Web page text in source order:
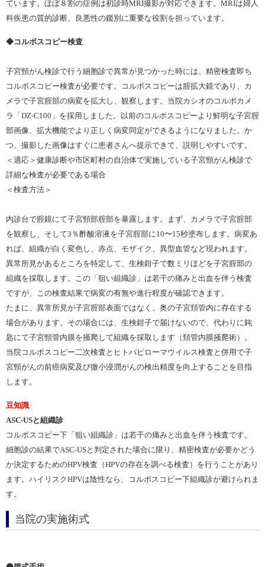
ています。ほぼ８割の症例は初診時MRI撮影が対応できます。MRIは婦人
科疾患の質的診断、良悪性の鑑別に重要な役割を担っています。
◆コルポスコピー検査
子宮頸がん検診で行う細胞診で異常が見つかった時には、精密検査即ち
コルポスコピー検査が必要です。コルポスコピーは腟拡大鏡であり、カ
メラで子宮腟部の病変を拡大し、観察します。当院カシオのコルポカメ
ラ「DZ-C100」を採用しました。以前のコルポスコピーより鮮明な子宮腟
部画像、拡大機能でより正しく病変同定ができるようになりました。か
つ、撮影した画像はすぐに患者さんへ提示できて、説明しやすいです。
＜適応＞健康診断や市区町村の自治体で実施している子宮頸がん検診で
詳細な検査が必要である場合
＜検査方法＞
内診台で腟鏡にて子宮頸部腟部を暴露します。まず、カメラで子宮腟部
を観察し、そして3％酢酸溶液を子宮腟部に10〜15秒塗布します。病変あ
れば、組織が白く変色し、赤点、モザイク、異型血管など現われます。
異常所見があるところを特定して、生検鉗子で数ミリほどを子宮腟部の
組織を採取します。この「狙い組織診」は若干の痛みと出血を伴う検査
ですが、この検査結果で病変の有無や進行程度が確認できます。
たまに、異常所見が子宮腟部表面ではなく、奥の子宮頚管内に存在する
場合があります。その場合には、生検鉗子で届けないので、代わりに鈍
匙にて子宮頸管内膜を掻爬して組織を採取します（頚管内膜掻爬術）。
当院コルポスコピー二次検査とヒトパピローマウイルス検査と併用で子
宮頸がんの前癌病変及び微小浸潤がんの検出精度を向上することを目指
します。
豆知識
ASC-USと組織診
コルポスコピー下「狙い組織診」は若干の痛みと出血を伴う検査です。
細胞診の結果でASC-USと判定された場合に限り、精密検査が必要かどう
か決定するためのHPV検査（HPVの存在を調べる検査）を行うことがあり
ます。ハイリスクHPVは陰性なら、コルポスコピー下組織診が避けられま
す。
当院の実施術式